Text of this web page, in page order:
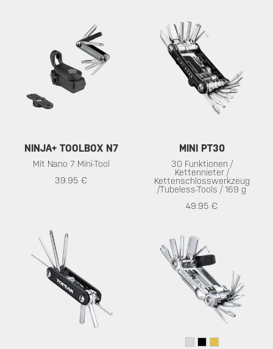
NINJA+ TOOLBOX N7
Mit Nano 7 Mini-Tool
39.95 €
MINI PT30
30 Funktionen /
Kettennieter /
Kettenschlosswerkzeug
/Tubeless-Tools / 169 g
49.95 €